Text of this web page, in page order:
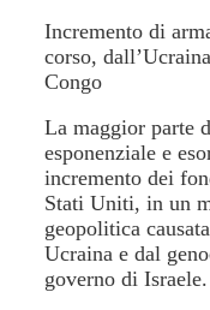
Incremento di
corso,
Congo
La maggior parte
esponenziale e
incremento dei
Stati Uniti, in un
geopolitica
Ucraina e dal
governo di Israele.